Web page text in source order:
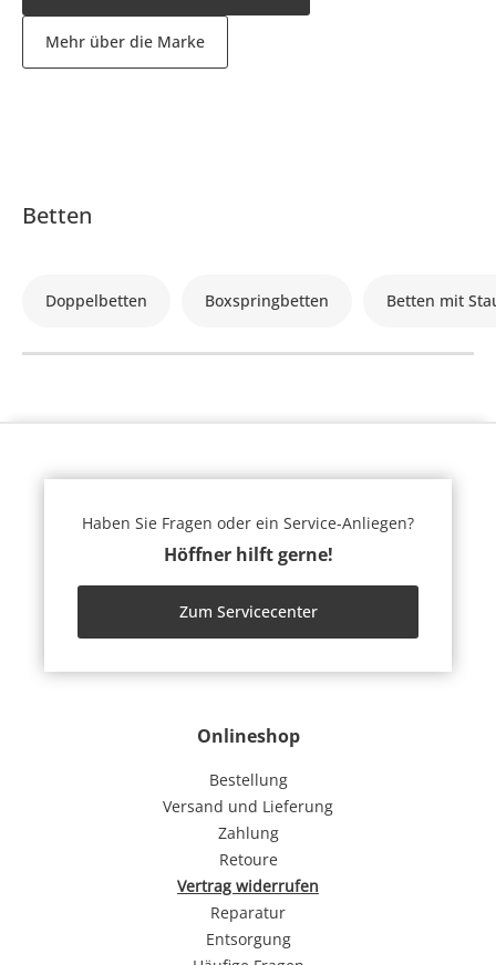
Mehr über die Marke
Betten
Doppelbetten Boxspringbetten Betten mit
Onlineshop
Bestellung
Versand und Lieferung
Zahlung
Retoure
Vertrag widerrufen
Reparatur
Entsorgung
Haben Sie Fragen oder ein Service-Anliegen?
Höffner hilft gerne!
Zum Servicecenter